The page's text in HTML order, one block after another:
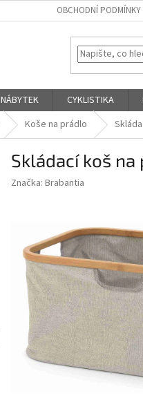
OBCHODNÍ PODMÍNKY
NÁBYTEK CYKLISTIKA
Koše na prádlo
Skládací koš
Značka: Brabantia